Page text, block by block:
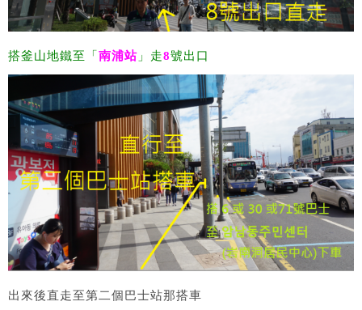
搭釜山地鐵至「 南浦站 」走8號出口
出來後直走至第二個巴士站那搭車